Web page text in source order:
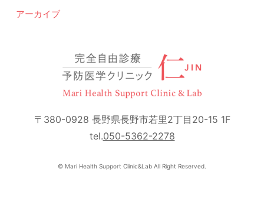
アーカイブ
〒380-0928 長野県長野市若里2丁目20-15 1F
tel.050-5362-2278
© Mari Health Support Clinic&Lab All Right Reserved.